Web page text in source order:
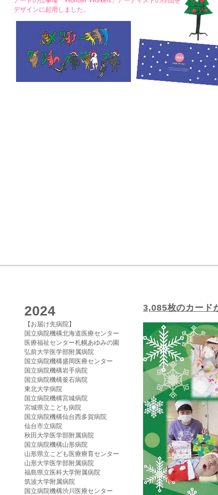
デザインに起用しました。
2024
【お届け先病院】
国立病院機構北海道医療センター
医療福祉センター札幌あゆみの園
弘前大学医学部附属病院
国立病院機構盛岡医療センター
国立病院機構岩手病院
国立病院機構釜石病院
東北大学病院
国立病院機構宮城病院
宮城県立こども病院
国立病院機構仙台西多賀病院
仙台市立病院
秋田大学医学部附属病院
国立病院機構山形病院
山形県立こども医療療育センター
山形大学医学部附属病院
福島県立医科大学附属病院
筑波大学附属病院
国立病院機構渋川医療センター
3,085枚のカード